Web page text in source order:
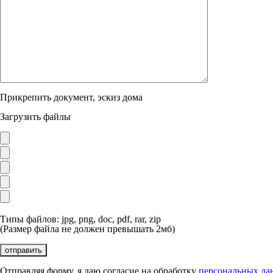
Прикрепить документ, эскиз дома
Загрузить файлы
Типы файлов: jpg, png, doc, pdf, rar, zip
(Размер файла не должен превышать 2мб)
Отправляя форму, я даю согласие на обработку персональных